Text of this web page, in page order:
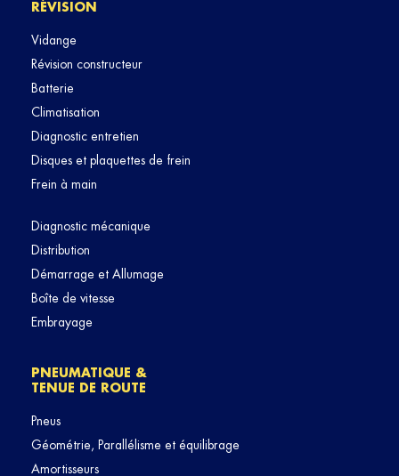
RÉVISION
Vidange
Révision constructeur
Batterie
Climatisation
Diagnostic entretien
Disques et plaquettes de frein
Frein à main
Diagnostic mécanique
Distribution
Démarrage et Allumage
Boîte de vitesse
Embrayage
PNEUMATIQUE &
TENUE DE ROUTE
Pneus
Géométrie, Parallélisme et équilibrage
Amortisseurs